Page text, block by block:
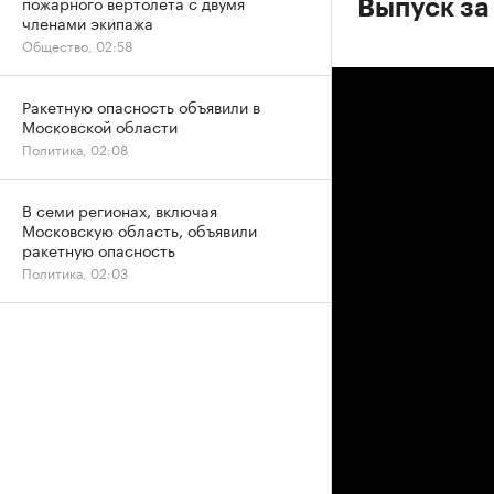
Выпуск
членами экипажа
Общество, 02:58
Ракетную опасность объявили в
Московской области
Политика, 02:08
В семи регионах, включая
Московскую область, объявили
ракетную опасность
Политика, 02:03